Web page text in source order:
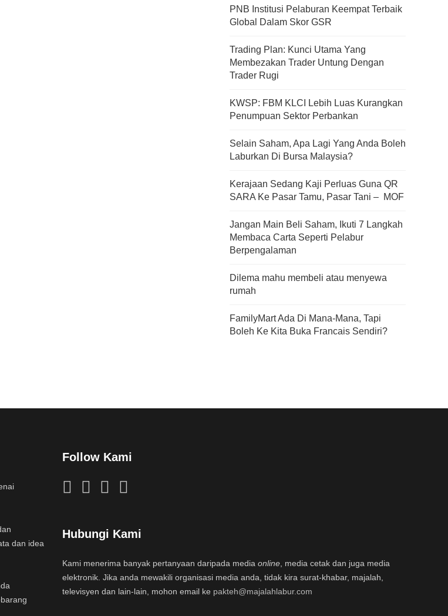
PNB Institusi Pelaburan Keempat Terbaik
Global Dalam Skor GSR
Trading Plan: Kunci Utama Yang
Membezakan Trader Untung Dengan
Trader Rugi
KWSP: FBM KLCI Lebih Luas Kurangkan
Penumpuan Sektor Perbankan
Selain Saham, Apa Lagi Yang Anda Boleh
Laburkan Di Bursa Malaysia?
Kerajaan Sedang Kaji Perluas Guna QR
SARA Ke Pasar Tamu, Pasar Tani – MOF
Jangan Main Beli Saham, Ikuti 7 Langkah
Membaca Carta Seperti Pelabur
Berpengalaman
Dilema mahu membeli atau menyewa
rumah
FamilyMart Ada Di Mana-Mana, Tapi
Boleh Ke Kita Buka Francais Sendiri?
dan idea
Follow Kami
Hubungi Kami
Kami menerima banyak pertanyaan daripada media online , media cetak dan juga media
elektronik. Jika anda mewakili organisasi media anda, tidak kira surat-khabar, majalah,
televisyen dan lain-lain, mohon email ke pakteh@majalahlabur.com
Kenali Franchisee Disebalik
Family Mart
Yang Selalu Sifu Saham Sebut
Tu?